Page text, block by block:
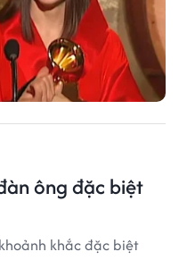
ông đặc biệt
khắc đặc biệt